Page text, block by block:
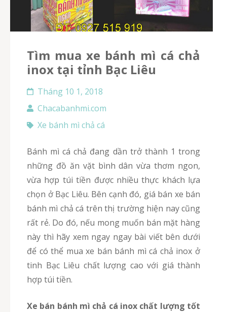
Tìm mua xe bánh mì cá chả
inox tại tỉnh Bạc Liêu
Tháng 10 1, 2018
Chacabanhmi.com
Xe bánh mì chả cá
Bánh mì cá chả đang dần trở thành 1 trong
những đồ ăn vặt bình dân vừa thơm ngon,
vừa hợp túi tiền được nhiều thực khách lựa
chọn ở Bạc Liêu. Bên cạnh đó, giá bán xe bán
bánh mì chả cá trên thị trường hiện nay cũng
rất rẻ. Do đó, nếu mong muốn bán mặt hàng
này thì hãy xem ngay ngay bài viết bên dưới
để có thể mua xe bán bánh mì cá chả inox ở
tinh Bạc Liêu chất lượng cao với giá thành
hợp túi tiền.
Xe bán bánh mì chả cá inox chất lượng tốt